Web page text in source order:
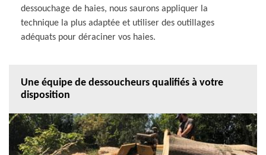
dessouchage de haies, nous saurons appliquer la
technique la plus adaptée et utiliser des outillages
adéquats pour déraciner vos haies.
Une équipe de dessoucheurs qualifiés à votre
disposition